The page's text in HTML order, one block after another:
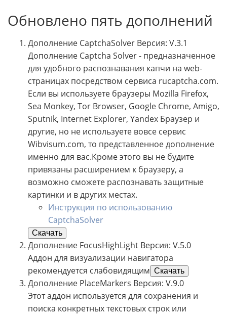
Обновлено пять дополнений
Дополнение CaptchaSolver Версия: V.3.1
Дополнение Captcha Solver - предназначенное
для удобного распознавания капчи на web-
страницах посредством сервиса rucaptcha.com.
Если вы используете браузеры Mozilla Firefox,
Sea Monkey, Tor Browser, Google Chrome, Amigo,
Sputnik, Internet Explorer, Yandex Браузер и
другие, но не используете вовсе сервис
Wibvisum.com, то представленное дополнение
именно для вас.Кроме этого вы не будите
привязаны расширением к браузеру, а
возможно сможете распознавать защитные
картинки и в других местах.
Инструкция по использованию
CaptchaSolver
Скачать
Дополнение FocusHighLight Версия: V.5.0
Аддон для визуализации навигатора
рекомендуется слабовидящим Скачать
Дополнение PlaceMarkers Версия: V.9.0
Этот аддон используется для сохранения и
поиска конкретных текстовых строк или